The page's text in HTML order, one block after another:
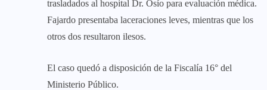
trasladados al hospital Dr. Osío para evaluación médica.
Fajardo presentaba laceraciones leves, mientras que los
otros dos resultaron ilesos.
El caso quedó a disposición de la Fiscalía 16° del
Ministerio Público.